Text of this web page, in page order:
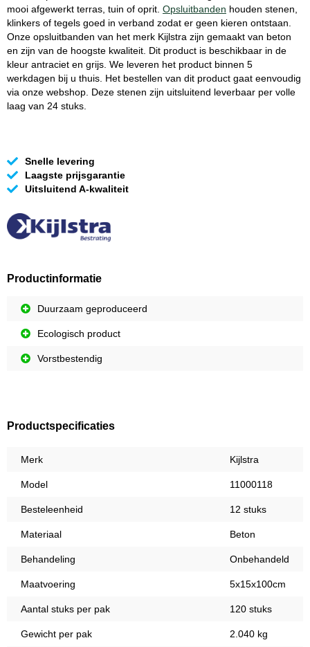
mooi afgewerkt terras, tuin of oprit. Opsluitbanden houden stenen,
klinkers of tegels goed in verband zodat er geen kieren ontstaan.
Onze opsluitbanden van het merk Kijlstra zijn gemaakt van beton
en zijn van de hoogste kwaliteit. Dit product is beschikbaar in de
kleur antraciet en grijs. We leveren het product binnen 5
werkdagen bij u thuis. Het bestellen van dit product gaat eenvoudig
via onze webshop. Deze stenen zijn uitsluitend leverbaar per volle
laag van 24 stuks.
Snelle levering
Laagste prijsgarantie
Uitsluitend A-kwaliteit
Productinformatie
Duurzaam geproduceerd
Ecologisch product
Vorstbestendig
Productspecificaties
Merk Kijlstra
Model 11000118
Besteleenheid 12 stuks
Materiaal Beton
Behandeling Onbehandeld
Maatvoering 5x15x100cm
Aantal stuks per pak 120 stuks
Gewicht per pak 2.040 kg